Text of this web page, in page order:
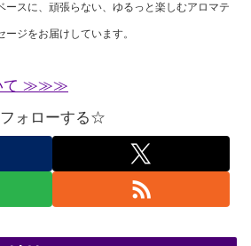
ースに、頑張らない、ゆるっと楽しむアロマテ
ジをお届けしています。
て ≫≫≫
フォローする☆